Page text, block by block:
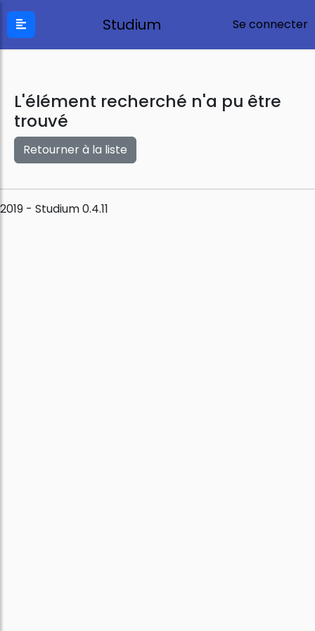
Studium Se connecter
L'élément recherché n'a pu être
trouvé
Retourner à la liste
2019 - Studium 0.4.11